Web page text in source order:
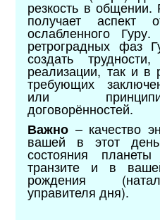
резкость в общении.
получает аспект
ослабленного
ретроградных фаз
создать
реализации, так и в
требующих
или
договорённостей.
Важно – качество
вашей в этот
состояния
транзите и в
рождения
управителя дня).